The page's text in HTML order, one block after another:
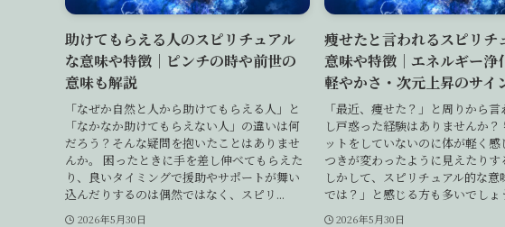
助けてもらえる人のスピリチュアル
な意味や特徴｜ピンチの時や前世の
意味も解説
「なぜか自然と人から助けてもらえる人」と
「なかなか助けてもらえない人」の違いは何
だろう？そんな疑問を抱いたことはありませ
んか。 困ったときに手を差し伸べてもらえた
り、良いタイミングで援助やサポートが舞い
込んだりするのは偶然ではなく、スピリ...
2026年5月30日
痩せたと言われるスピリチ
意味や特徴｜エネルギー浄
軽やかさ・次元上昇のサイ
「最近、痩せた？」と周りから
し戸惑った経験はありませんか？
ットをしていないのに体が軽く感
つきが変わったように見えたりす
しかして、スピリチュアル的な意
では？」と感じる方も多いでしょ
2026年5月30日